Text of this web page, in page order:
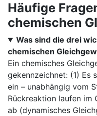
Häufige
chemischen
Was sind die drei
chemischen
Ein chemisches
gekennzeichnet: (1) Es
ein – unabhängig vom
Rückreaktion laufen im
ab (dynamisches